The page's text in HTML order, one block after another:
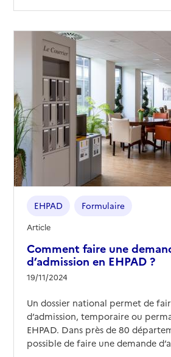
Comment faire une
d’admission en EHPAD ?
19/11/2024
EHPAD Formulaire
Article
Un dossier national permet de
d’admission, temporaire ou
EHPAD. Dans près de 80
possible de faire une demande